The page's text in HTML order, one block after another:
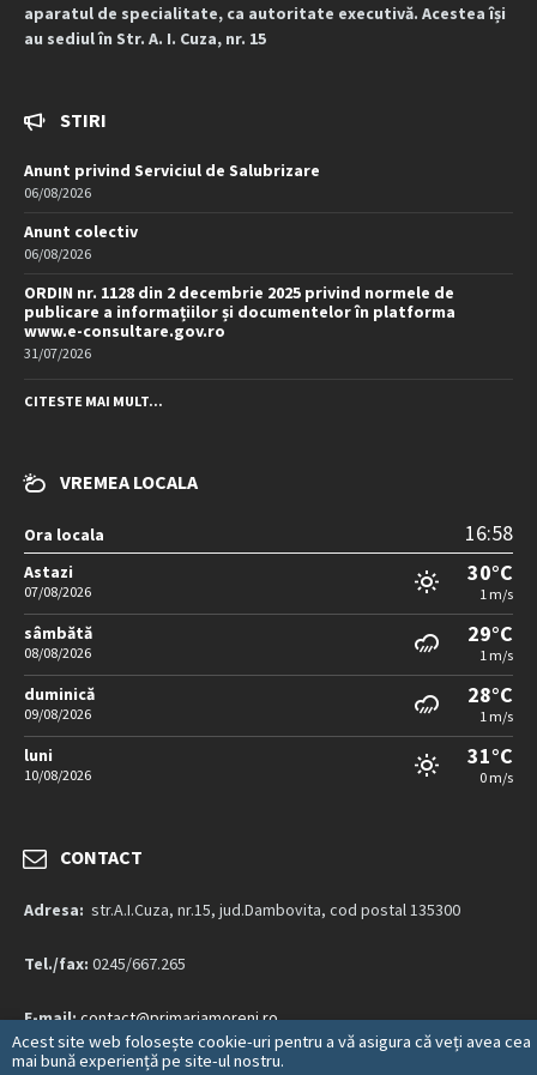
aparatul de specialitate, ca autoritate executivă. Acestea își
au sediul în Str. A. I. Cuza, nr. 15
STIRI
Anunt privind Serviciul de Salubrizare
06/08/2026
Anunt colectiv
06/08/2026
ORDIN nr. 1128 din 2 decembrie 2025 privind normele de
publicare a informațiilor și documentelor în platforma
www.e-consultare.gov.ro
31/07/2026
CITESTE MAI MULT...
VREMEA LOCALA
Ora locala 16:58
Astazi
07/08/2026
30°C
1 m/s
sâmbătă
08/08/2026
29°C
1 m/s
duminică
09/08/2026
28°C
1 m/s
luni
10/08/2026
31°C
0 m/s
CONTACT
Adresa: str.A.I.Cuza, nr.15, jud.Dambovita, cod postal 135300
Tel./fax: 0245/667.265
E-mail:contact@primariamoreni.ro
Acest site web folosește cookie-uri pentru a vă asigura că veți avea cea
mai bună experiență pe site-ul nostru.